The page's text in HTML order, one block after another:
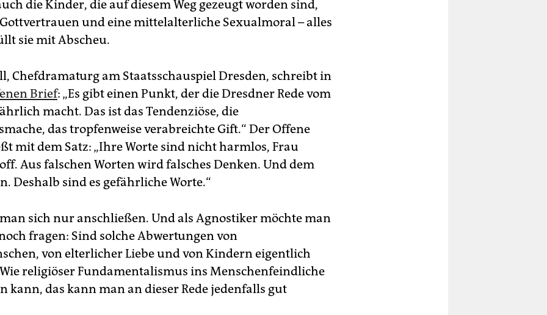
die Kinder, die auf diesem Weg gezeugt worden sind,
und eine mittelalterliche Sexualmoral – alles
sie mit Abscheu.
Chefdramaturg am Staatsschauspiel Dresden, schreibt in
Brief: „Es gibt einen Punkt, der die Dresdner Rede vom
macht. Das ist das Tendenziöse, die
das tropfenweise verabreichte Gift.“ Der Offene
mit dem Satz: „Ihre Worte sind nicht harmlos, Frau
Aus falschen Worten wird falsches Denken. Und dem
Deshalb sind es gefährliche Worte.“
sich nur anschließen. Und als Agnostiker möchte man
fragen: Sind solche Abwertungen von
von elterlicher Liebe und von Kindern eigentlich
religiöser Fundamentalismus ins Menschenfeindliche
kann, das kann man an dieser Rede jedenfalls gut